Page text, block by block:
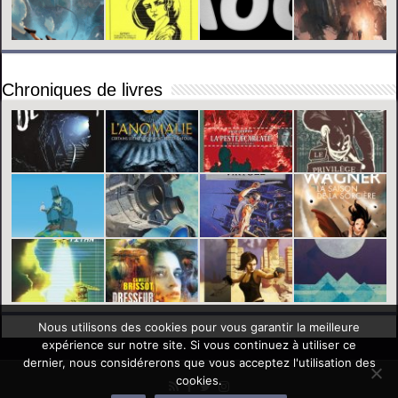
Chroniques de livres
Nous utilisons des cookies pour vous garantir la meilleure
expérience sur notre site. Si vous continuez à utiliser ce
dernier, nous considérerons que vous acceptez l'utilisation des
cookies.